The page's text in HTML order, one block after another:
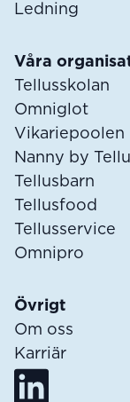
Ledning
Våra
Tellusskolan
Omniglot
Vikariepoolen
Nanny by
Tellusbarn
Tellusfood
Tellusservice
Omnipro
Övrigt
Om oss
Karriär